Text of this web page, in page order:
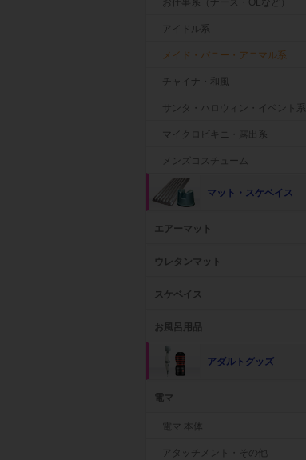
お仕事系（ナース・OLなど）
アイドル系
メイド・バニー・アニマル系
チャイナ・和風
サンタ・ハロウィン・イベント系
マイクロビキニ・露出系
メンズコスチューム
マット・スケベイス
エアーマット
ウレタンマット
スケベイス
お風呂用品
アダルトグッズ
電マ
電マ 本体
アタッチメント・その他